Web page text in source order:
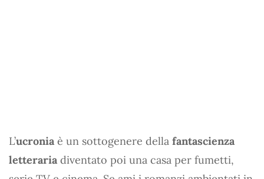
L’ucronia è un sottogenere della fantascienza
letteraria diventato poi una casa per fumetti,